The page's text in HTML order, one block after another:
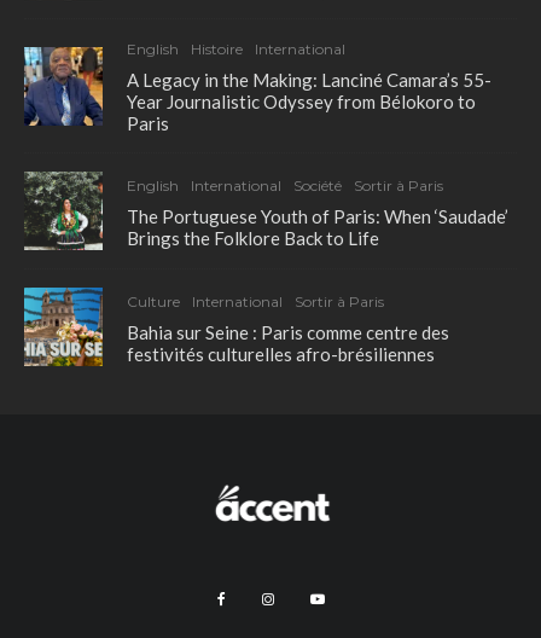
English Histoire International
A Legacy in the Making: Lanciné Camara’s 55-
Year Journalistic Odyssey from Bélokoro to
Paris
English International Société Sortir à Paris
The Portuguese Youth of Paris: When ‘Saudade’
Brings the Folklore Back to Life
Culture International Sortir à Paris
Bahia sur Seine : Paris comme centre des
festivités culturelles afro-brésiliennes